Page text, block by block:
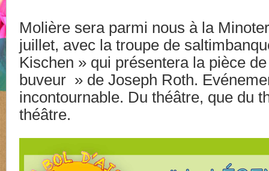
Molière sera parmi nous à la
juillet, avec la troupe de
Kischen » qui présentera la pièce
buveur » de Joseph Roth.
incontournable. Du théâtre, que du
théâtre.